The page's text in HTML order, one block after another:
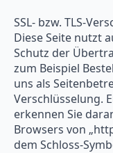
SSL- bzw. TLS-
Diese Seite nutzt
Schutz der
zum Beispiel
uns als
Verschlüsselung.
erkennen Sie
Browsers von
dem Schloss-